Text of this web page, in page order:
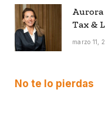
Aurora
Tax &
marzo 11,
No te lo pierdas